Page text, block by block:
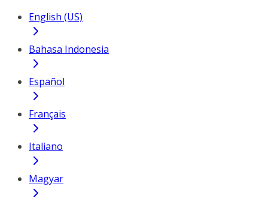
English (US)
Bahasa Indonesia
Español
Français
Italiano
Magyar